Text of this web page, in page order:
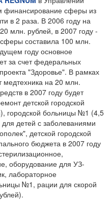
финансирование сферы из
в 2 раза. В 2006 году на
млн. рублей, в 2007 году -
составила 100 млн.
году основное
за счет федеральных
"Здоровье". В рамках
медтехника на 20 млн.
в 2007 году будет
детской городской
городской больницы №1 (4,5
детей с заболеваниями
детской городской
бюджета в 2007 году
оборудование для УЗ-
лабораторное
№1, рации для скорой